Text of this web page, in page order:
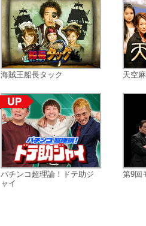
海賊王船長タック
パチンコ超理論！ドテ助ジ
ャイ
天空
第9回